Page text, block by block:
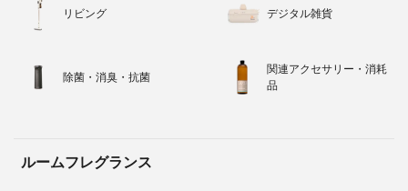
リビング デジタル雑貨
除菌・消臭・抗菌
関連アクセサリー・消耗
品
ルームフレグランス